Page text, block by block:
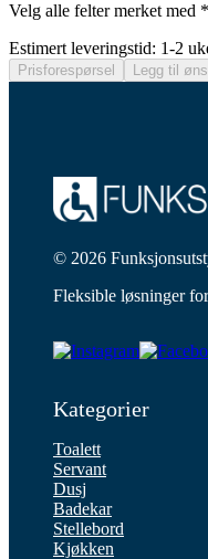
Velg alle felter merket med
Estimert leveringstid: 1-2
Prisforespørsel Legg til
© 2026
Fleksible løsninger
Kategorier
Toalett
Servant
Dusj
Badekar
Stellebord
Kjøkken